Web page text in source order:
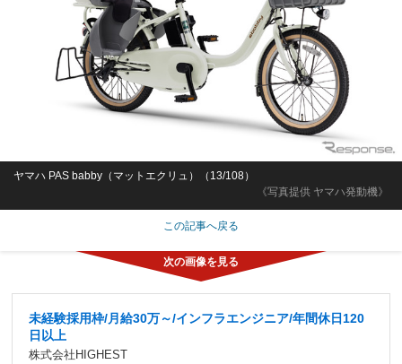
《写真提供 ヤマハ発動機》
ヤマハ PAS babby（マットエクリュ）（13/108）
この記事へ戻る
未経験採用枠/月給30万～/インフラエンジニア/年間休日120
日以上
株式会社HIGHEST